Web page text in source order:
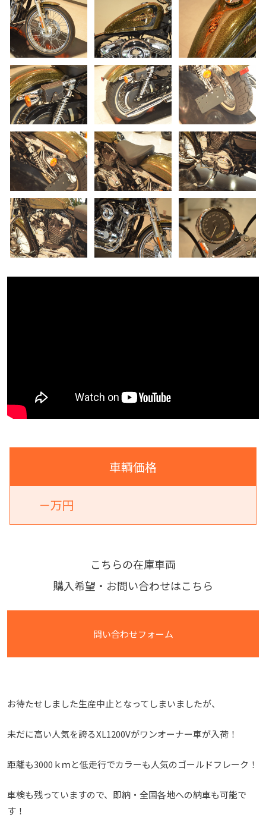
車輌価格
－万円
こちらの在庫車両
購入希望・お問い合わせはこちら
問い合わせフォーム
お待たせしました生産中止となってしまいましたが、
未だに高い人気を誇るXL1200Vがワンオーナー車が入荷！
距離も3000ｋｍと低走行でカラーも人気のゴールドフレーク！
車検も残っていますので、即納・全国各地への納車も可能で
す！